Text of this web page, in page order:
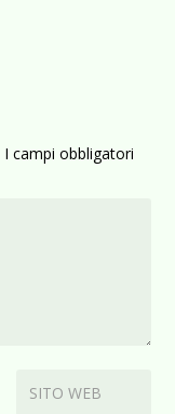
I campi obbligatori